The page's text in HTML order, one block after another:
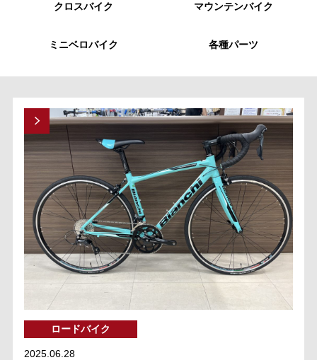
クロスバイク マウンテンバイク
ミニベロバイク 各種パーツ
ロードバイク
2025.06.28